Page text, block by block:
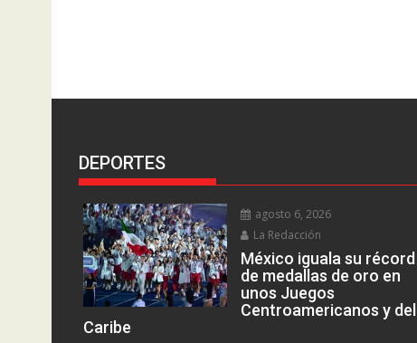
DEPORTES
agosto 6, 2026
La Redacción
México iguala su récord
de medallas de oro en
unos Juegos
Centroamericanos y del
Caribe